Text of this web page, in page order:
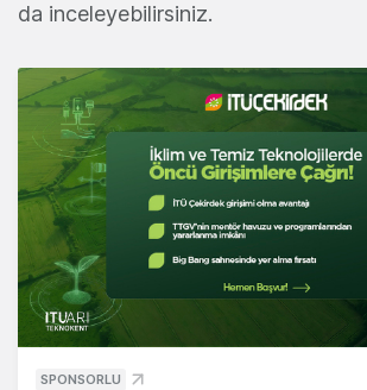
da inceleyebilirsiniz.
SPONSORLU